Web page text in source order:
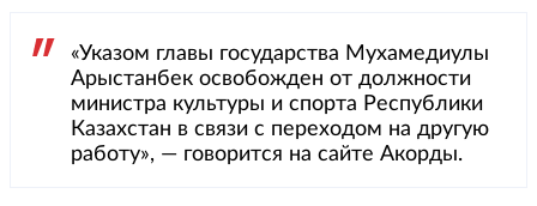
«Указом главы государства Мухамедиулы
Арыстанбек освобожден от должности
министра культуры и спорта Республики
Казахстан в связи с переходом на другую
работу», — говорится на сайте Акорды.